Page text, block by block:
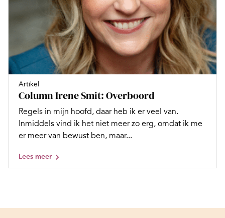
Artikel
Column Irene Smit: Overboord
Regels in mijn hoofd, daar heb ik er veel van.
Inmiddels vind ik het niet meer zo erg, omdat ik me
er meer van bewust ben, maar...
Lees meer